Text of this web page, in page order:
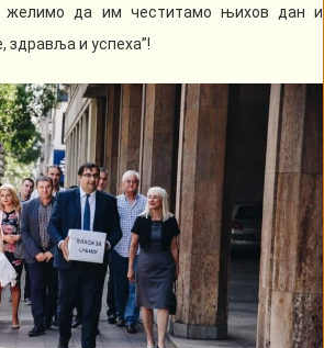
да им честитамо њихов дан и
здравља и успеха”!